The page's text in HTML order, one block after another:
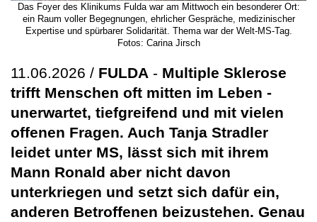
Das Foyer des Klinikums Fulda war am Mittwoch ein besonderer Ort:
ein Raum voller Begegnungen, ehrlicher Gespräche, medizinischer
Expertise und spürbarer Solidarität. Thema war der Welt-MS-Tag.
Fotos: Carina Jirsch
11.06.2026 / FULDA - Multiple Sklerose
trifft Menschen oft mitten im Leben -
unerwartet, tiefgreifend und mit vielen
offenen Fragen. Auch Tanja Stradler
leidet unter MS, lässt sich mit ihrem
Mann Ronald aber nicht davon
unterkriegen und setzt sich dafür ein,
anderen Betroffenen beizustehen. Genau